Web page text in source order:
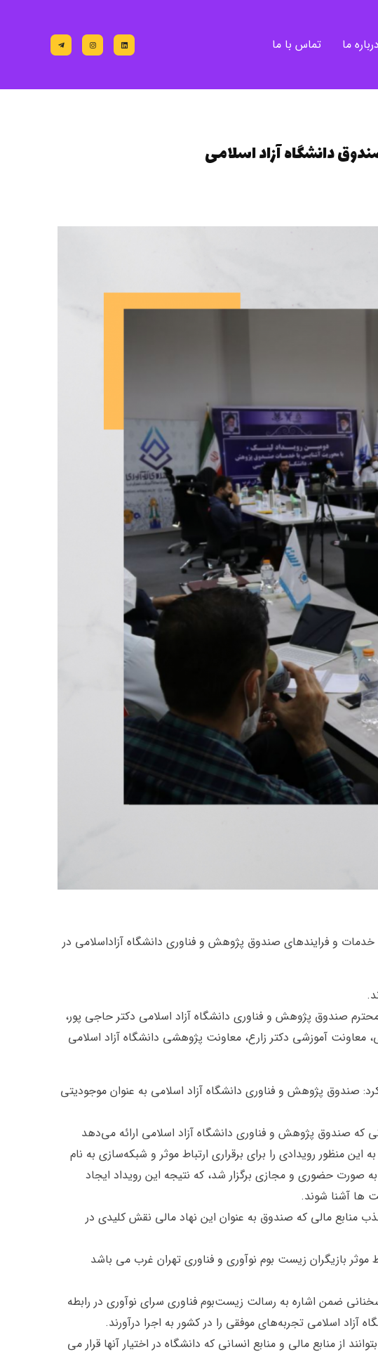
درباره ما تماس با ما
دانشگاه آزاد اسلامی
و فرایند‌های صندوق پژوهش و فناوری دانشگاه آزاداسلامی در
صندوق پژوهش و فناوری دانشگاه آزاد اسلامی دکتر حاجی پور،
آموزشی دکتر زارع، معاونت پژوهشی دانشگاه آزاد اسلامی
پژوهش و فناوری دانشگاه آزاد اسلامی به عنوان موجودیتی
که صندوق پژوهش و فناوری دانشگاه آزاد اسلامی ارائه می‌دهد
منظور رویدادی را برای برقراری ارتباط موثر و شبکه‌سازی به نام
رشد واحد تهران غرب به صورت حضوری و مجازی برگزار شد، که نتیجه این رویداد ایجاد
ها آشنا شوند.
منابع مالی که صندوق به عنوان این نهاد مالی نقش کلیدی در
بازیگران زیست بوم نوآوری و فناوری تهران غرب می باشد
ضمن اشاره به رسالت زیست‌بوم فناوری سرای نوآوری در رابطه
آزاد اسلامی تجربه‌های موفقی را در کشور به اجرا درآورند.
از منابع مالی و منابع انسانی که دانشگاه در اختیار آنها قرار می